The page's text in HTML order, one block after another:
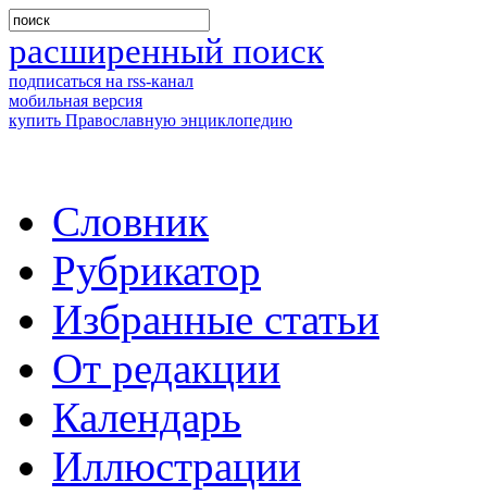
расширенный поиск
подписаться на rss-канал
мобильная версия
купить Православную энциклопедию
Словник
Рубрикатор
Избранные статьи
От редакции
Календарь
Иллюстрации